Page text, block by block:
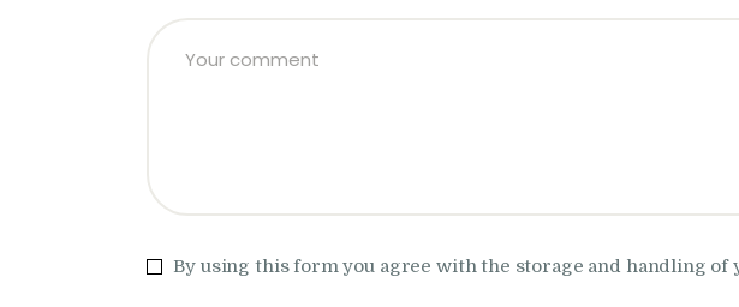
By using this form you agree with the storage and handling of